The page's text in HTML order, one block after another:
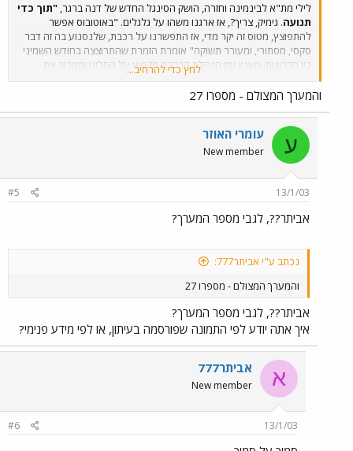
לילי מת"א לבינמינה וחזרה, הושק הסינגל החדש של דנה ברגר, "תוך כדי
תנועה. גימיק, צריך?, אז ארגנו משהו על גלגלים. "באוטובוס אפשר
להתפוצץ, מטוס זה יקר מדי, אז התפשרנו על רכבת, שלנסנוע בה זה דבר
סקסי, מסתורי, ומעורר תשוקה" אומרת הזמרת שהתרוצצה בחודש השמיני
בין הקרונות. מענין עם הנהלת הרכבת תקפוץ על הסלוגן ותמכור את
הנסיעה ברכבת בעטיפה חושנית. בתמומנה שצמודה לכתבה, ניתן לראות
את דנה ברגר יושבת על מדרגות IC3.
לחץ כדי להרחיב...
והמערך המצולם - מספרו 27
ע עומרי האוזר
New member
13/1/03
#5
אביתר??, לגבי מספר המערך?
נכתב ע"י אביתר777:
והמערך המצולם - מספרו 27
אביתר??, לגבי מספר המערך?
איך אתה יודע לפי התמונה שפורסמה בעיתון, או לפי מידע פנימי?
א אביתר777
New member
13/1/03
#6